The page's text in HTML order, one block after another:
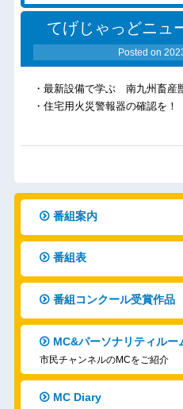
てげじゃっどニュ
Posted on
・最新設備で学ぶ 南九州畜産
・住宅用火災警報器の確認を！
番組案内
番組表
番組コンクール受賞作品
MC&パーソナリティルー
市民チャンネルのMCをご紹介
MC Diary